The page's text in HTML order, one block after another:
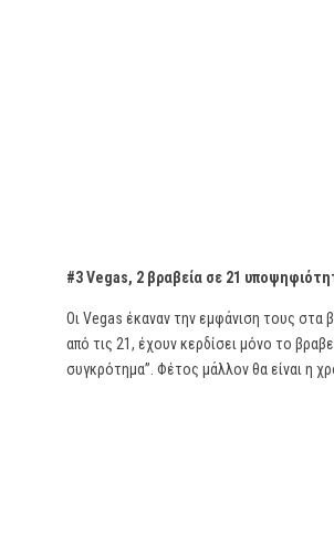
#3 Vegas, 2 βραβεία σε 21
Οι Vegas έκαναν την εμφάνιση τους
από τις 21, έχουν κερδίσει μόνο το
συγκρότημα”. Φέτος μάλλον θα είναι η